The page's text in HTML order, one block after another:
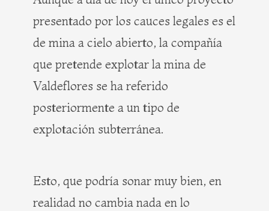
presentado por los cauces legales es el
de mina a cielo abierto, la compañía
que pretende explotar la mina de
Valdeflores se ha referido
posteriormente a un tipo de
explotación subterránea.
Esto, que podría sonar muy bien, en
realidad no cambia nada en lo